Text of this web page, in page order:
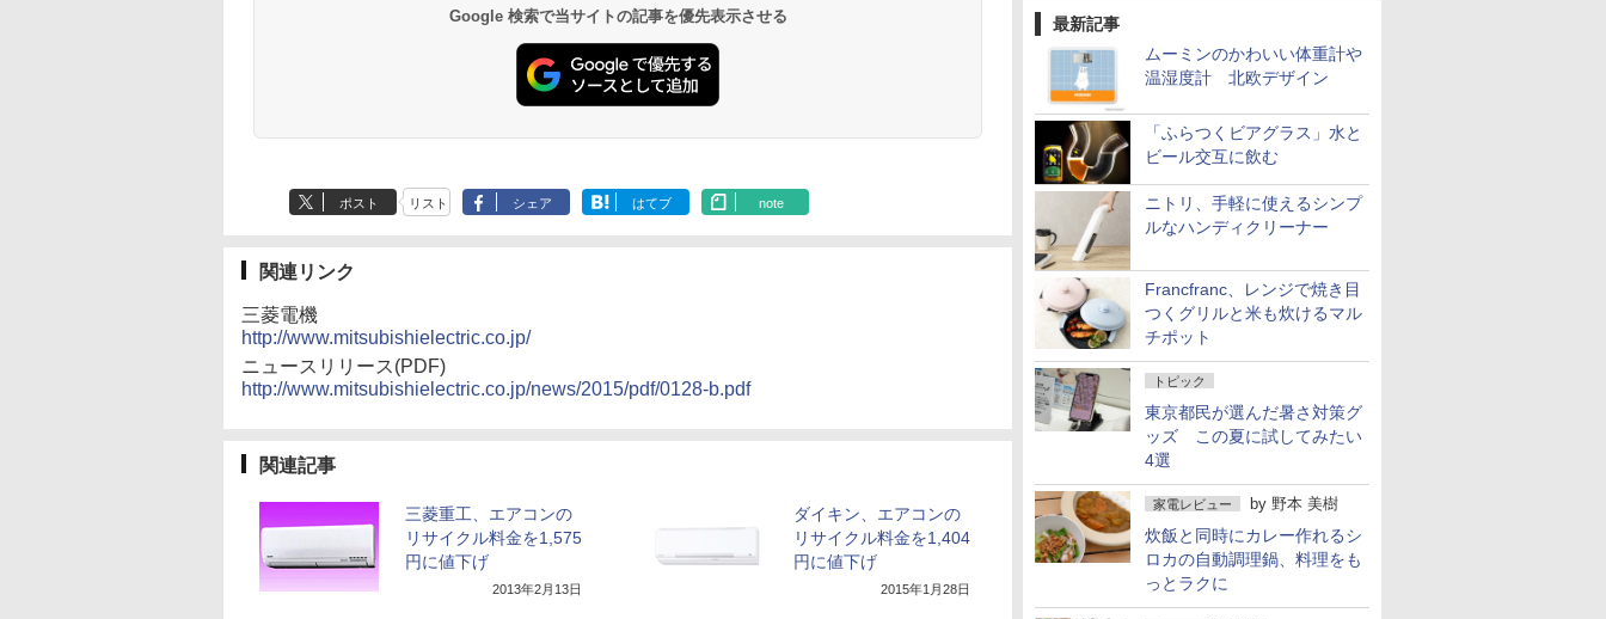
最新記事
ムーミンのかわいい体重計や
温湿度計 北欧デザイン
「ふらつくビアグラス」水と
ビール交互に飲む
ニトリ、手軽に使えるシンプ
ルなハンディクリーナー
Francfranc、レンジで焼き目
つくグリルと米も炊けるマル
チポット
トピック
東京都民が選んだ暑さ対策グ
ッズ この夏に試してみたい
4選
家電レビュー by 野本 美樹
炊飯と同時にカレー作れるシ
ロカの自動調理鍋、料理をも
っとラクに
Google 検索で当サイトの記事を優先表示させる
ポスト リスト シェア はてブ note
関連リンク
三菱電機
http://www.mitsubishielectric.co.jp/
ニュースリリース(PDF)
http://www.mitsubishielectric.co.jp/news/2015/pdf/0128-b.pdf
関連記事
三菱重工、エアコンの
リサイクル料金を1,575
円に値下げ
2013年2月13日
ダイキン、エアコンの
リサイクル料金を1,404
円に値下げ
2015年1月28日